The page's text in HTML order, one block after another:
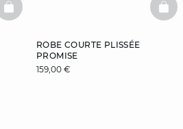
BASKETFULL
ROBE COURTE PLISSÉE
PROMISE
159,00 €